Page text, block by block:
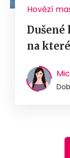
Hovězí
Dušené
na